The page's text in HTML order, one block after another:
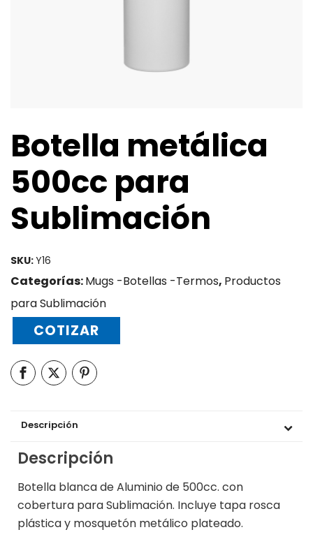
Botella metálica
500cc para
Sublimación
SKU:Y16
Categorías:Mugs -Botellas -Termos, Productos
para Sublimación
COTIZAR
Descripción
Descripción
Botella blanca de Aluminio de 500cc. con
cobertura para Sublimación. Incluye tapa rosca
plástica y mosquetón metálico plateado.